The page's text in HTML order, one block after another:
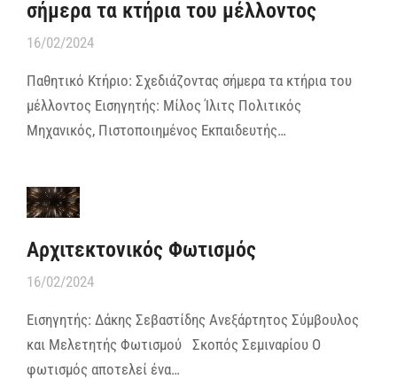
σήμερα τα κτήρια του μέλλοντος
16/02/2024
Παθητικό Κτήριο: Σχεδιάζοντας σήμερα τα κτήρια του
μέλλοντος Εισηγητής: Μίλος Ίλιτς Πολιτικός
Μηχανικός, Πιστοποιημένος Εκπαιδευτής…
Αρχιτεκτονικός Φωτισμός
16/02/2024
Εισηγητής: Δάκης Σεβαστίδης Ανεξάρτητος Σύμβουλος
και Μελετητής Φωτισμού Σκοπός Σεμιναρίου Ο
φωτισμός αποτελεί ένα…